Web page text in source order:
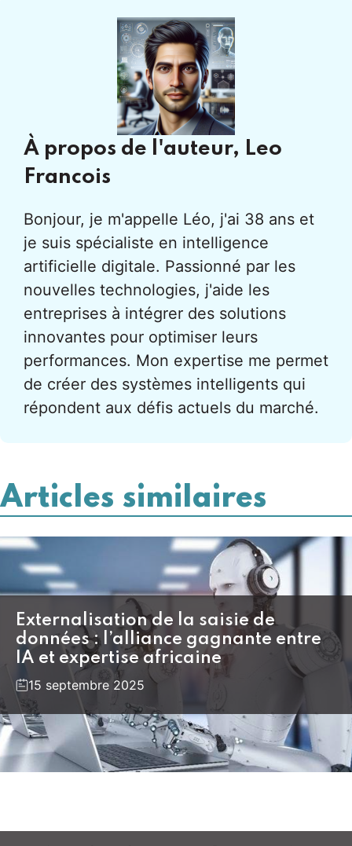
À propos de l'auteur, Leo
Francois
Bonjour, je m'appelle Léo, j'ai 38 ans et
je suis spécialiste en intelligence
artificielle digitale. Passionné par les
nouvelles technologies, j'aide les
entreprises à intégrer des solutions
innovantes pour optimiser leurs
performances. Mon expertise me permet
de créer des systèmes intelligents qui
répondent aux défis actuels du marché.
Articles similaires
Externalisation de la saisie de
données : l’alliance gagnante entre
IA et expertise africaine
15 septembre 2025